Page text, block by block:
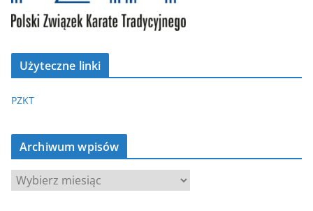
Użyteczne linki
PZKT
Archiwum wpisów
A
r